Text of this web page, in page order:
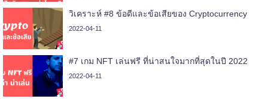
วิเคราะห์ #8 ข้อดีและข้อเสียของ Cryptocurrency
2022-04-11
#7 เกม NFT เล่นฟรี ที่น่าสนใจมากที่สุดในปี 2022
2022-04-11